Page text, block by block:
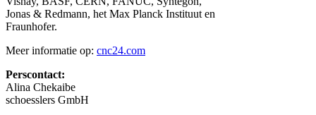
Jonas & Redmann, het Max Planck Instituut en
Fraunhofer.
Meer informatie op: cnc24.com
Perscontact:
Alina Chekaibe
schoesslers GmbH